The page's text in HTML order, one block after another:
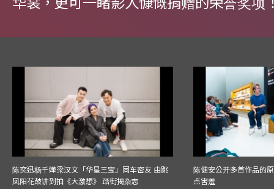
陈奕迅杨千嬅梁汉文「华星三宝」同车密友 由跳
凤阳花鼓讲到拍《大激想》 踎街揭杂志
陈健安公开多首作品的
点害羞